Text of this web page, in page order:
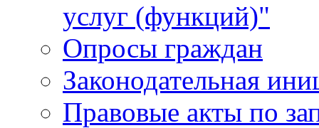
услуг (функций)"
Опросы граждан
Законодательная
Правовые акты по